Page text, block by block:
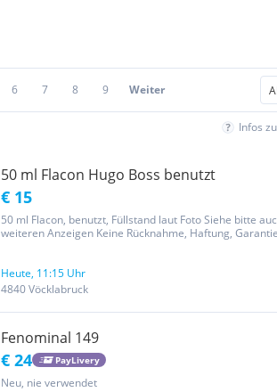
6 7 8 9 Weiter
Infos
50 ml Flacon Hugo Boss benutzt
€ 15
50 ml Flacon, benutzt, Füllstand laut Foto Siehe bitte
weiteren Anzeigen Keine Rücknahme, Haftung,
Heute, 11:15 Uhr
4840 Vöcklabruck
Fenominal 149
€ 24 PayLivery
Neu, nie verwendet